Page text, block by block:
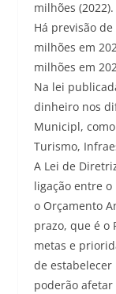
milhões (2022).
Há previsão
milhões em
milhões em
Na lei
dinheiro nos
Municipl,
Turismo,
A Lei de
ligação entre
o Orçamento
prazo, que é o
metas e
de estabelecer
poderão afetar